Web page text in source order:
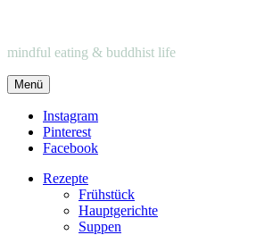
mindful eating & buddhist life
Menü
Instagram
Pinterest
Facebook
Rezepte
Frühstück
Hauptgerichte
Suppen